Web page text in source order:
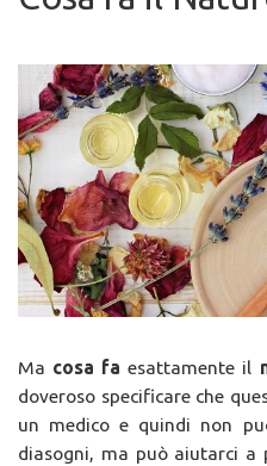
Ma cosa faesattamente il
doveroso specificare che
un medico e quindi non
diasogni, ma può aiutarci a